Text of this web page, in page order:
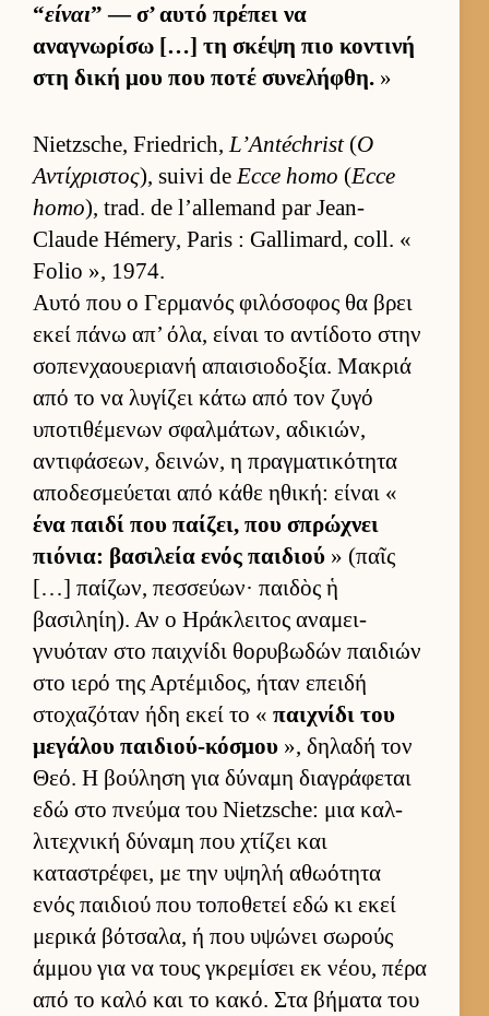
“είναι” — σ’ αυτό πρέπει να
αναγνωρίσω […] τη σκέψη πιο κοντινή
στη δική μου που ποτέ συνελήφθη. »
Nietzsche, Friedrich,L’Antéchrist(Ο
Αντίχριστος), suivi deEcce homo (Ecce
homo), trad. de l’allemand par Jean-
Claude Hémery, Paris : Gallimard, coll. «
Folio », 1974.
Αυτό που ο Γερ­μανός φιλόσοφος θα βρει
εκεί πάνω απ’ όλα, εί­ναι το αντίδοτο στην
σοπεν­χαου­εριανή απαι­σιο­δοξία. Μακριά
από το να λυγίζει κάτω από τον ζυγό
υποτιθέμενων σφαλ­μάτων, αδικιών,
αντιφάσεων, δει­νών, η πραγ­ματικότητα
αποδεσμεύ­εται από κάθε ηθική: εί­ναι «
ένα παιδί που παί­ζει, που σπρώχνει
πιόνια: βασιλεία ενός παι­διού » (παῖς
[…] παί­ζων, πεσ­σεύ­ων· παι­δὸς ἡ
βασιληίη). Αν ο Ηράκλει­τος αναμει­
γνυόταν στο παι­χνίδι θορυβωδών παι­διών
στο ιερό της Αρ­τέμιδος, ήταν επειδή
στοχαζόταν ήδη εκεί το « παι­χνίδι του
μεγάλου παι­διού-κόσμου », δηλαδή τον
Θεό. Η βού­ληση για δύναμη δια­γράφεται
εδώ στο πνεύμα του Nietzsche: μια καλ­
λιτεχνική δύναμη που χτίζει και
καταστρέφει, με την υψηλή αθωότητα
ενός παι­διού που τοποθετεί εδώ κι εκεί
μερικά βότσαλα, ή που υψώνει σωρούς
άμ­μου για να τους γκρεμίσει εκ νέου, πέρα
από το καλό και το κακό. Στα βήματα του